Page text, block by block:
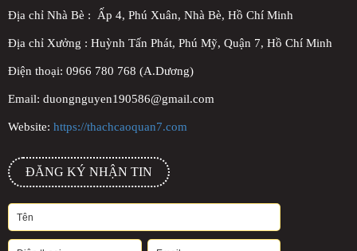
Địa chỉ Nhà Bè : Ấp 4, Phú Xuân, Nhà Bè, Hồ Chí Minh
Địa chỉ Xưởng : Huỳnh Tấn Phát, Phú Mỹ, Quận 7, Hồ Chí Minh
Điện thoại: 0966 780 768 (A.Dương)
Email: duongnguyen190586@gmail.com
Website: https://thachcaoquan7.com
ĐĂNG KÝ NHẬN TIN